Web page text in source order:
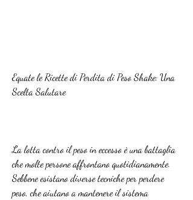
Equate le Ricette di Perdita di Peso Shake: Una
Scelta Salutare
La lotta contro il peso in eccesso è una battaglia
che molte persone affrontano quotidianamente.
Sebbene esistano diverse tecniche per perdere
peso, che aiutano a mantenere il sistema